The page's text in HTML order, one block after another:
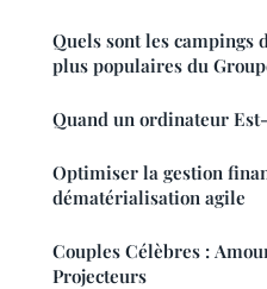
Quels sont les campings
plus populaires du
Quand un ordinateur
Optimiser la gestion
dématérialisation agile
Couples Célèbres :
Projecteurs